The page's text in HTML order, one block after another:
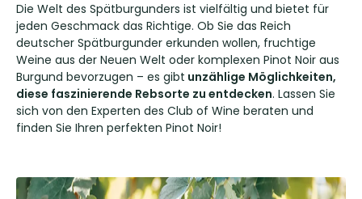
Die Welt des Spätburgunders ist vielfältig und bietet für
jeden Geschmack das Richtige. Ob Sie das Reich
deutscher Spätburgunder erkunden wollen, fruchtige
Weine aus der Neuen Welt oder komplexen Pinot Noir aus
Burgund bevorzugen – es gibt unzählige Möglichkeiten,
diese faszinierende Rebsorte zu entdecken. Lassen Sie
sich von den Experten des Club of Wine beraten und
finden Sie Ihren perfekten Pinot Noir!